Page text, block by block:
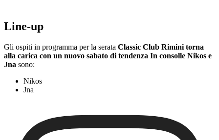
Line-up
Gli ospiti in programma per la serata Classic Club Rimini torna
alla carica con un nuovo sabato di tendenza In consolle Nikos e
Jna sono:
Nikos
Jna